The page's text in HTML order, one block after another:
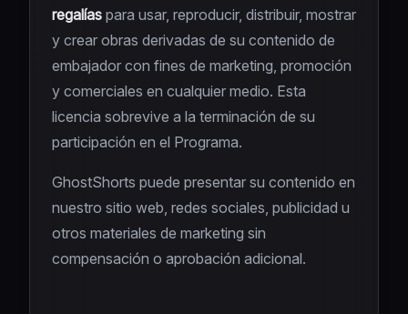
regalías para usar, reproducir, distribuir, mostrar
y crear obras derivadas de su contenido de
embajador con fines de marketing, promoción
y comerciales en cualquier medio. Esta
licencia sobrevive a la terminación de su
participación en el Programa.
GhostShorts puede presentar su contenido en
nuestro sitio web, redes sociales, publicidad u
otros materiales de marketing sin
compensación o aprobación adicional.